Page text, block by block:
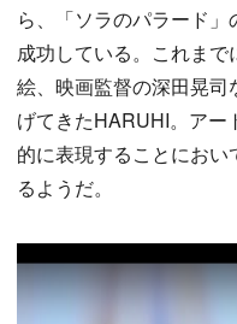
ら、「ソラのパラード
成功している。これま
絵、映画監督の深田晃
げてきたHARUHI。アー
的に表現することにお
るようだ。